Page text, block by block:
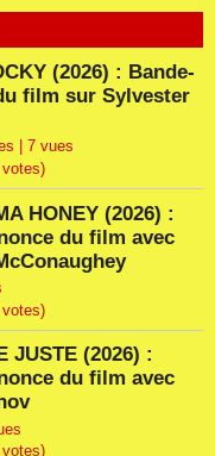
(2026) : Bande-
film sur Sylvester
| 7 vues
HONEY (2026) :
du film avec
JUSTE (2026) :
du film avec